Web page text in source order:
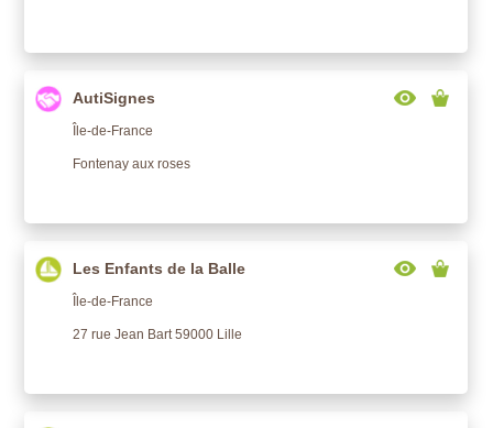
AutiSignes
Île-de-France
Fontenay aux roses
Les Enfants de la Balle
Île-de-France
27 rue Jean Bart 59000 Lille